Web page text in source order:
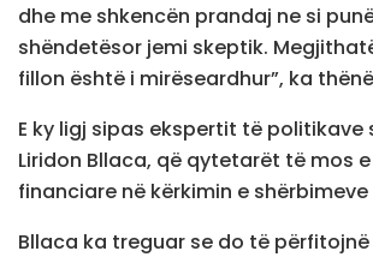
dhe me shkencën prandaj ne si
shëndetësor jemi skeptik.
fillon është i mirëseardhur”, ka
E ky ligj sipas ekspertit të politikave
Liridon Bllaca, që qytetarët të mos
financiare në kërkimin e
Bllaca ka treguar se do të